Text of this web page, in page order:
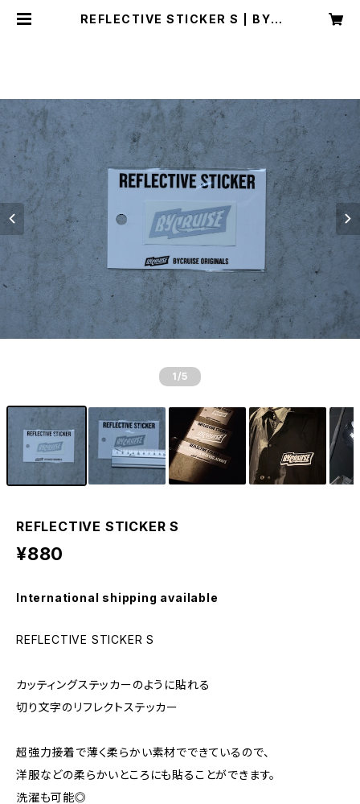
REFLECTIVE STICKER S | BYC
1 /5
REFLECTIVE STICKER S
¥880
International shipping available
REFLECTIVE STICKER S
カッティングステッカーのように貼れる
切り文字のリフレクトステッカー
超強力接着で薄く柔らかい素材でできているので、
洋服などの柔らかいところにも貼ることができます。
洗濯も可能◎